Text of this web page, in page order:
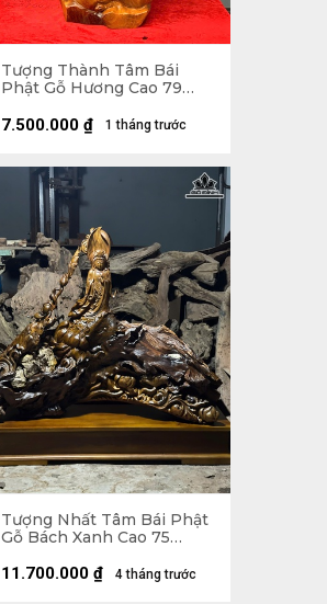
Tượng Thành Tâm Bái
Phật Gỗ Hương Cao 79
1 tháng trước
7.500.000 ₫
Tượng Nhất Tâm Bái Phật
Gỗ Bách Xanh Cao 75
4 tháng trước
11.700.000 ₫